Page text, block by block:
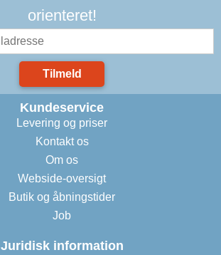
orienteret!
Tilmeld
Kundeservice
Levering og priser
Kontakt os
Om os
Webside-oversigt
Butik og åbningstider
Job
Juridisk information